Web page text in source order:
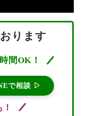
ります
間OK！
で相談 ▷